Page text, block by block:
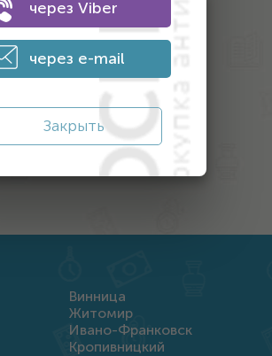
антиквариат
Винница
Житомир
Ивано-Франковск
Кропивницкий
через Viber
через e-mail
Закрыть